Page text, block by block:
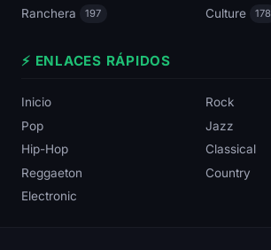
Ranchera 197 Culture 178
⚡ ENLACES RÁPIDOS
Inicio
Rock
Pop
Jazz
Hip-Hop
Classical
Reggaeton
Country
Electronic